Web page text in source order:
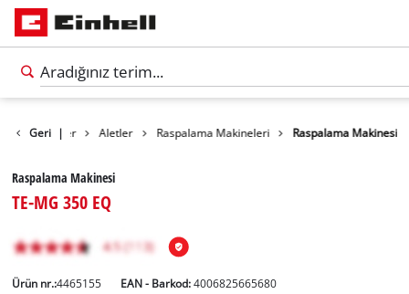
Geri |
Ürünler Aletler Raspalama Makineleri Raspalama Makinesi
Raspalama Makinesi
TE-MG 350 EQ
Ürün nr.:4465155 EAN - Barkod:4006825665680